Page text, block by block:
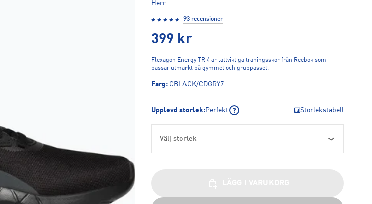
Herr
93 recensioner
399 kr
Flexagon Energy TR 4 är lättviktiga träningsskor från Reebok som
passar utmärkt på gymmet och gruppasset.
Färg: CBLACK/CDGRY7
Upplevd storlek:Perfekt Storlekstabell
Välj storlek